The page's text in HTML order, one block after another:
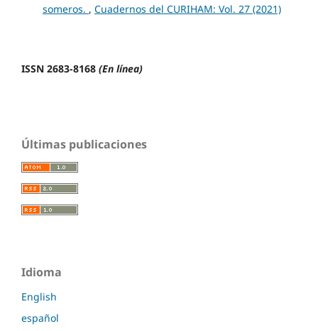
someros. , Cuadernos del CURIHAM: Vol. 27 (2021)
ISSN 2683-8168 (En línea)
Últimas publicaciones
Idioma
English
español